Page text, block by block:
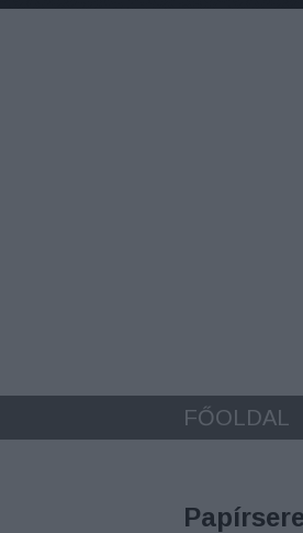
FŐOLDAL